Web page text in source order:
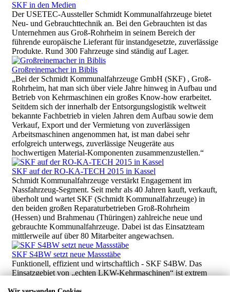
SKF in den Medien
Der USETEC-Aussteller Schmidt Kommunalfahrzeuge bietet
Neu- und Gebrauchttechnik an. Bei den Gebrauchten ist das
Unternehmen aus Groß-Rohrheim in seinem Bereich der
führende europäische Lieferant für instandgesetzte, zuverlässige
Produkte. Rund 300 Fahrzeuge sind ständig auf Lager.
Großreinemacher in Biblis
„Bei der Schmidt Kommunalfahrzeuge GmbH (SKF) , Groß-
Rohrheim, hat man sich über viele Jahre hinweg in Aufbau und
Betrieb von Kehrmaschinen ein großes Know-how erarbeitet.
Seitdem sich der innerhalb der Entsorgungslogistik weltweit
bekannte Fachbetrieb in vielen Jahren dem Aufbau sowie dem
Verkauf, Export und der Vermietung von zuverlässigen
Arbeitsmaschinen angenommen hat, ist man dabei sehr
erfolgreich unterwegs, zuverlässige Neugeräte aus
hochwertigen Material-Komponenten zusammenzustellen.“
SKF auf der RO-KA-TECH 2015 in Kassel
Schmidt Kommunalfahrzeuge verstärkt Engagement im
Nassfahrzeug-Segment. Seit mehr als 40 Jahren kauft, verkauft,
überholt und wartet SKF (Schmidt Kommunalfahrzeuge) in
den beiden großen Reparaturbetrieben Groß-Rohrheim
(Hessen) und Brahmenau (Thüringen) zahlreiche neue und
gebrauchte Kommunalfahrzeuge. Dabei ist das Einsatzteam
mittlerweile auf über 80 Mitarbeiter angewachsen.
SKF S4BW setzt neue Massstäbe
Funktionell, effizient und wirtschaftlich - SKF S4BW. Das
Einsatzgebiet von „echten LKW-Kehrmaschinen“ ist extrem